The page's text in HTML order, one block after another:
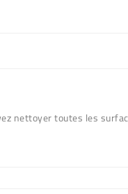
nettoyer toutes les